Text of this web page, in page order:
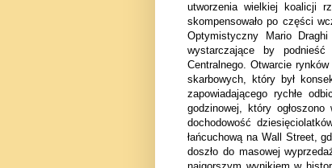
utworzenia wielkiej koalicji
skompensowało po części
Optymistyczny Mario
wystarczające by
Centralnego. Otwarcie
skarbowych, który był
zapowiadającego rychłe
godzinowej, który ogłoszono
dochodowość
łańcuchową na Wall Street,
doszło do masowej